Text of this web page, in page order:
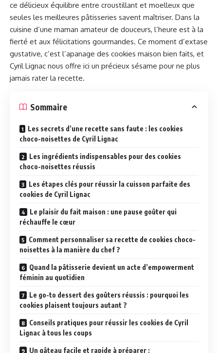
ce délicieux équilibre entre croustillant et moelleux que
seules les meilleures pâtisseries savent maîtriser. Dans la
cuisine d’une maman amateur de douceurs, l’heure est à la
fierté et aux félicitations gourmandes. Ce moment d’extase
gustative, c’est l’apanage des cookies maison bien faits, et
Cyril Lignac nous offre ici un précieux sésame pour ne plus
jamais rater la recette.
Sommaire
Les secrets d’une recette sans faute : les cookies
choco-noisettes de Cyril Lignac
Les ingrédients indispensables pour des cookies
choco-noisettes réussis
Les étapes clés pour réussir la cuisson parfaite des
cookies de Cyril Lignac
Le plaisir du fait maison : une pause goûter qui
réchauffe le cœur
Comment personnaliser sa recette de cookies choco-
noisettes à la manière du chef ?
Quand la pâtisserie devient un acte d’empowerment
féminin au quotidien
Le go-to dessert des goûters réussis : pourquoi les
cookies plaisent toujours autant ?
Conseils pratiques pour réussir les cookies de Cyril
Lignac à tous les coups
Un gâteau facile et rapide à préparer :